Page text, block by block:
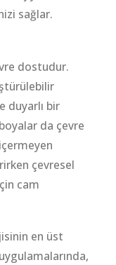
sağlar.
dostudur.
duyarlı bir
da çevre
çevresel
cam
en üst